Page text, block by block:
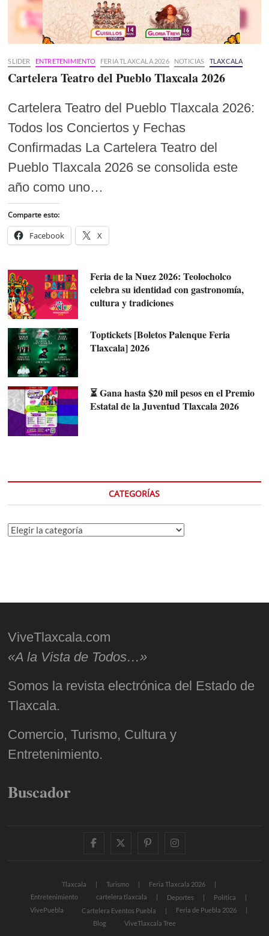
SLIDER ENTRETENIMIENTO FERIA TLAXCALA 2026 NOTICIAS TLAXCALA
Cartelera Teatro del Pueblo Tlaxcala 2026
Cartelera Teatro del Pueblo Tlaxcala 2026:
Todos los Conciertos y Fechas
Confirmadas La Cartelera Teatro del
Pueblo Tlaxcala 2026 se consolida este
año como uno…
Comparte esto:
Facebook X
Feria de la Nuez 2026: Teolocholco
celebra su identidad con gastronomía,
cultura y tradiciones
Toptickets [Boletos Palenque Feria
Tlaxcala] 2026
⏳ Gana hasta $20 mil pesos en el Premio
Estatal de la Juventud Tlaxcala 2026
CATEGORÍAS
Categorías
ViveTlaxcala.com
«A la Vista de Todos…»
Somos la revista electrónica del Estado de
Tlaxcala.
Comercio, Turismo, Cultura y
Entretenimiento.
Buscador
facebooktwitter
pinterestinstagram
Tlaxcala Turismo
Feria Tlaxcala 2026
Entretenimiento
cartelera tlaxcala Deportes
Política
VivePuebla
Cartelera Eventos Puebla
Feria de Puebla 2026
Blog
ViveTlaxcala Tree